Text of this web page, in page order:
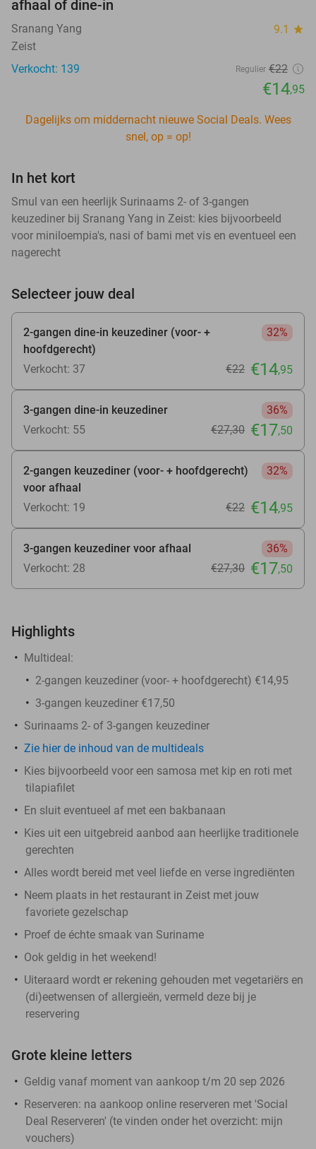
afhaal of dine-in
Sranang Yang 9.1 star
Zeist
Verkocht: 139
Regulier €22
€14,95
Dagelijks om middernacht nieuwe Social Deals. Wees
snel, op = op!
In het kort
Smul van een heerlijk Surinaams 2- of 3-gangen
keuzediner bij Sranang Yang in Zeist: kies bijvoorbeeld
voor miniloempia's, nasi of bami met vis en eventueel een
nagerecht
Selecteer jouw deal
2-gangen dine-in keuzediner (voor- +
hoofdgerecht)
32%
Verkocht: 37 €22 €14,95
3-gangen dine-in keuzediner
36%
Verkocht: 55
€27,30 €17,50
2-gangen keuzediner (voor- + hoofdgerecht)
voor afhaal
32%
Verkocht: 19 €22 €14,95
3-gangen keuzediner voor afhaal
36%
Verkocht: 28
€27,30 €17,50
Highlights
Multideal:
2-gangen keuzediner (voor- + hoofdgerecht) €14,95
3-gangen keuzediner €17,50
Surinaams 2- of 3-gangen keuzediner
Zie hier de inhoud van de multideals
Kies bijvoorbeeld voor een samosa met kip en roti met
tilapiafilet
En sluit eventueel af met een bakbanaan
Kies uit een uitgebreid aanbod aan heerlijke traditionele
gerechten
Alles wordt bereid met veel liefde en verse ingrediënten
Neem plaats in het restaurant in Zeist met jouw
favoriete gezelschap
Proef de échte smaak van Suriname
Ook geldig in het weekend!
Uiteraard wordt er rekening gehouden met vegetariërs en
(di)eetwensen of allergieën, vermeld deze bij je
reservering
Grote kleine letters
Geldig vanaf moment van aankoop t/m 20 sep 2026
Reserveren: na aankoop online reserveren met 'Social
Deal Reserveren' (te vinden onder het overzicht: mijn
vouchers)